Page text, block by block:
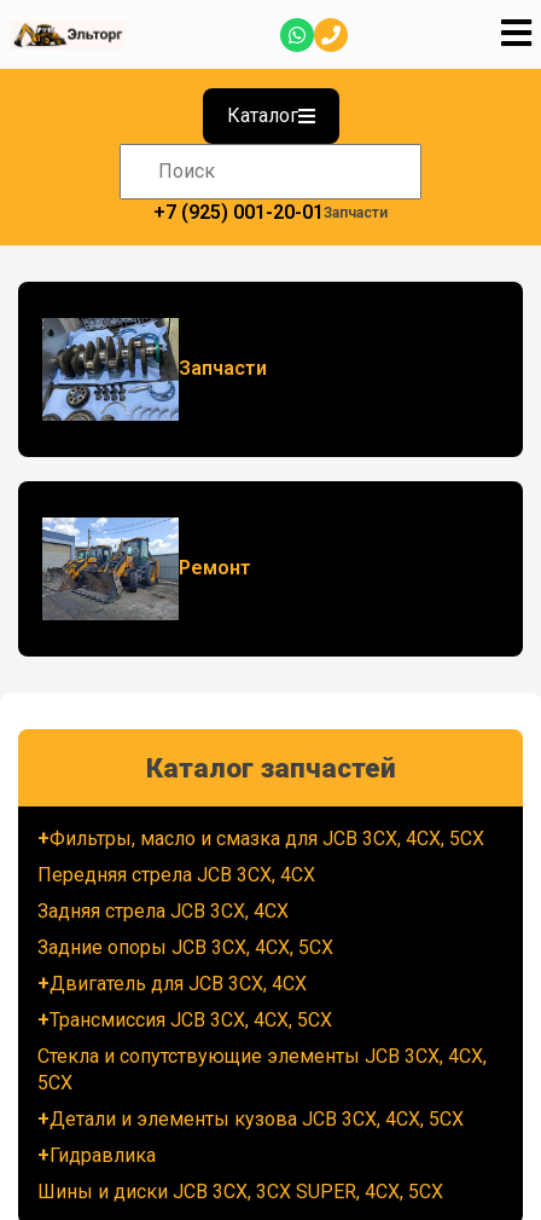
Каталог
+7 (925) 001-20-01 Запчасти
Запчасти
Ремонт
Каталог запчастей
Фильтры, масло и смазка для JCB 3CX, 4CX, 5CX
Передняя стрела JCB 3CX, 4CX
Задняя стрела JCB 3CX, 4CX
Задние опоры JCB 3CX, 4CX, 5CX
Двигатель для JCB 3CX, 4CX
Трансмиссия JCB 3CX, 4CX, 5CX
Стекла и сопутствующие элементы JCB 3CX, 4CX,
5CX
Детали и элементы кузова JCB 3CX, 4CX, 5CX
Гидравлика
Шины и диски JCB 3CX, 3CX SUPER, 4CX, 5CX